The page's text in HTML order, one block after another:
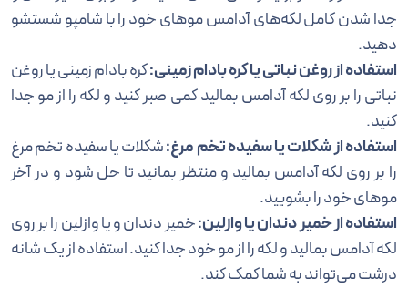
جدا شدن کامل لکه‌های آدامس موهای خود را با شامپو شستشو
دهید.
استفاده از روغن نباتی یا کره بادام زمینی:کره بادام زمینی یا روغن
نباتی را بر روی لکه آدامس بمالید کمی صبر کنید و لکه را از مو جدا
کنید.
استفاده از شکلات یا سفیده تخم مرغ:شکلات یا سفیده تخم مرغ
را بر روی لکه آدامس بمالید و منتظر بمانید تا حل شود و در آخر
مو‌های خود را بشویید.
استفاده از خمیر دندان یا وازلین:خمیر دندان و یا وازلین را بر روی
لکه آدامس بمالید و لکه را از مو خود جدا کنید. استفاده از یک شانه
درشت می‌تواند به شما کمک کند.